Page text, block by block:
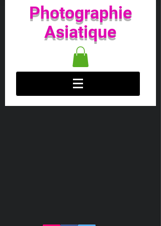
Photographie
Asiatique